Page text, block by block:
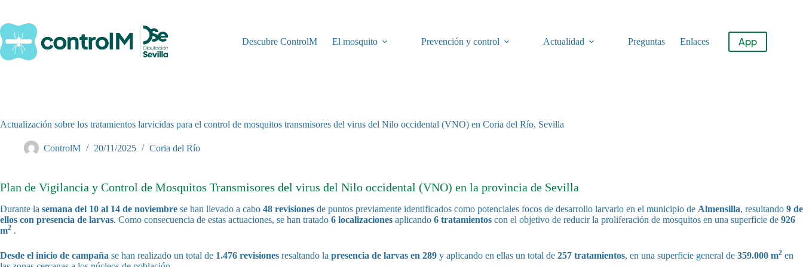
contenido
Descubre ControlM
El mosquito Prevención y control Actualidad Preguntas Enlaces App
Actualización sobre los tratamientos larvicidas para el control de mosquitos transmisores del virus del Nilo occidental (VNO) en Coria del Río, Sevilla
ControlM 20/11/2025 Coria del Río
Plan de Vigilancia y Control de Mosquitos Transmisores del virus del Nilo occidental (VNO) en la provincia de Sevilla
Durante la semana del 10 al 14 de noviembre se han llevado a cabo 48 revisiones de puntos previamente identificados como potenciales focos de desarrollo larvario en el municipio de Almensilla, resultando 9 de
ellos con presencia de larvas. Como consecuencia de estas actuaciones, se han tratado 6 localizaciones aplicando 6 tratamientos con el objetivo de reducir la proliferación de mosquitos en una superficie de 926
m2 .
Desde el inicio de campaña se han realizado un total de 1.476 revisiones resaltando la presencia de larvas en 289 y aplicando en ellas un total de 257 tratamientos, en una superficie general de 359.000 m2 en